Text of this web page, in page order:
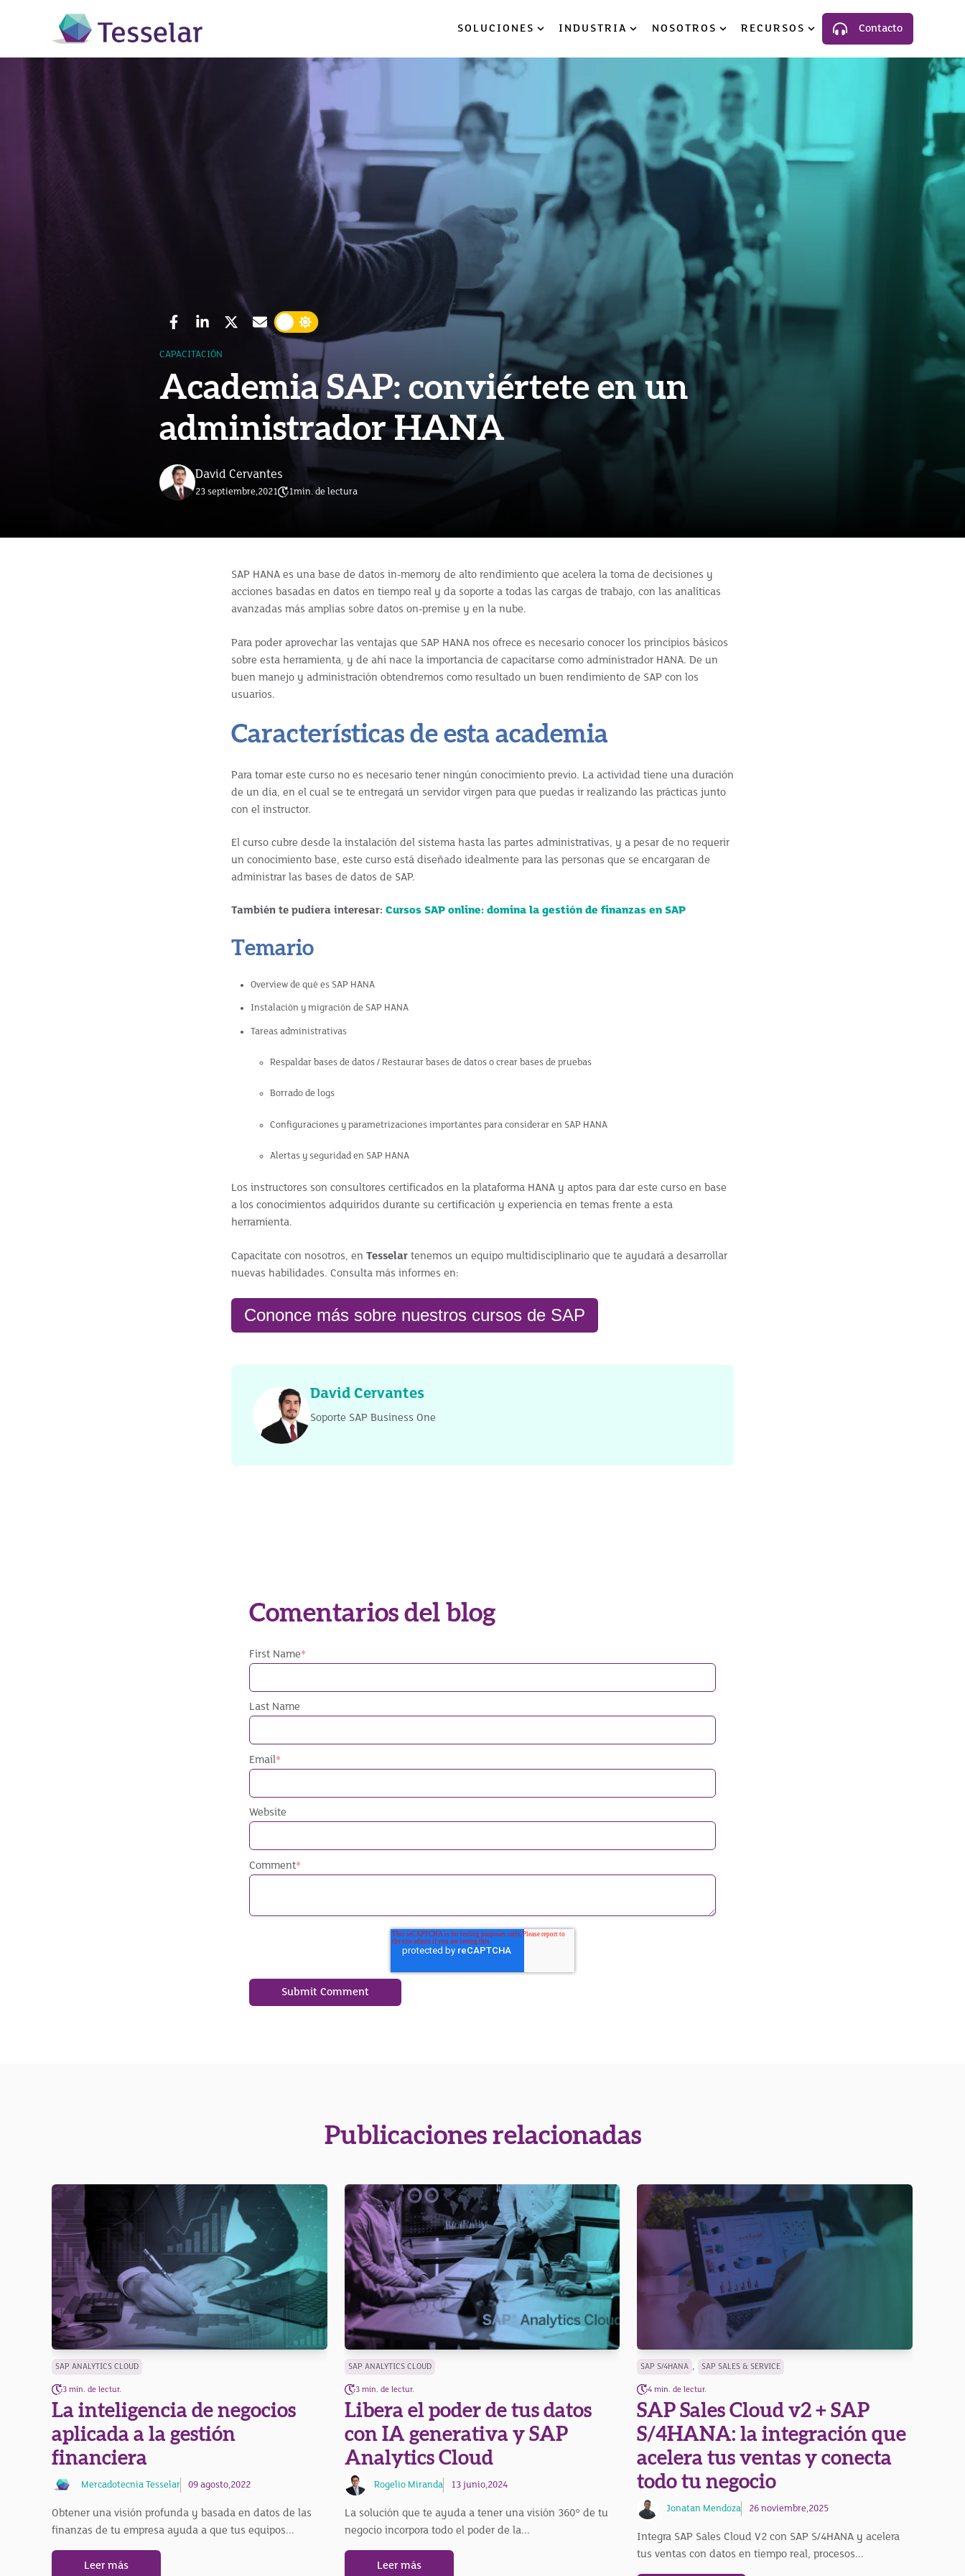
SOLUCIONES INDUSTRIA NOSOTROS
Show submenu for Nosotros
RECURSOS
Show submenu for Recursos
Contacto
CAPACITACIÓN
Academia SAP: conviértete en un
administrador HANA
David Cervantes
23 septiembre,2021 1min. de lectura
SAP HANA es una base de datos in-memory de alto rendimiento que acelera la toma de decisiones y
acciones basadas en datos en tiempo real y da soporte a todas las cargas de trabajo, con las analíticas
avanzadas más amplias sobre datos on-premise y en la nube.
Para poder aprovechar las ventajas que SAP HANA nos ofrece es necesario conocer los principios básicos
sobre esta herramienta, y de ahí nace la importancia de capacitarse como administrador HANA. De un
buen manejo y administración obtendremos como resultado un buen rendimiento de SAP con los
usuarios.
Características de esta academia
Para tomar este curso no es necesario tener ningún conocimiento previo. La actividad tiene una duración
de un día, en el cual se te entregará un servidor virgen para que puedas ir realizando las prácticas junto
con el instructor.
El curso cubre desde la instalación del sistema hasta las partes administrativas, y a pesar de no requerir
un conocimiento base, este curso está diseñado idealmente para las personas que se encargaran de
administrar las bases de datos de SAP.
También te pudiera interesar: Cursos SAP online: domina la gestión de finanzas en SAP
Temario
Overview de qué es SAP HANA
Instalación y migración de SAP HANA
Tareas administrativas
Respaldar bases de datos / Restaurar bases de datos o crear bases de pruebas
Borrado de logs
Configuraciones y parametrizaciones importantes para considerar en SAP HANA
Alertas y seguridad en SAP HANA
Los instructores son consultores certificados en la plataforma HANA y aptos para dar este curso en base
a los conocimientos adquiridos durante su certificación y experiencia en temas frente a esta
herramienta.
Capacítate con nosotros, en Tesselar tenemos un equipo multidisciplinario que te ayudará a desarrollar
nuevas habilidades. Consulta más informes en:
Cononce más sobre nuestros cursos de SAP
David Cervantes
Soporte SAP Business One
Comentarios del blog
First Name*
Last Name
Email*
Website
Comment*
Publicaciones relacionadas
SAP ANALYTICS CLOUD
3 min. de lectur.
La inteligencia de negocios
aplicada a la gestión
financiera
Mercadotecnia Tesselar 09 agosto,2022
Obtener una visión profunda y basada en datos de las
finanzas de tu empresa ayuda a que tus equipos...
Leer más
SAP ANALYTICS CLOUD
3 min. de lectur.
Libera el poder de tus datos
con IA generativa y SAP
Analytics Cloud
Rogelio Miranda 13 junio,2024
La solución que te ayuda a tener una visión 360° de tu
negocio incorpora todo el poder de la...
Leer más
SAP S/4HANA , SAP SALES & SERVICE
4 min. de lectur.
SAP Sales Cloud v2 + SAP
S/4HANA: la integración que
acelera tus ventas y conecta
todo tu negocio
Jonatan Mendoza 26 noviembre,2025
Integra SAP Sales Cloud V2 con SAP S/4HANA y acelera
tus ventas con datos en tiempo real, procesos...